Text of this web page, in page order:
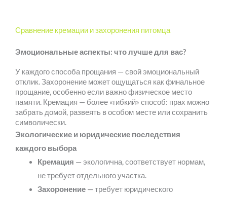
Сравнение кремации и захоронения питомца
Эмоциональные аспекты: что лучше для вас?
У каждого способа прощания — свой эмоциональный
отклик. Захоронение может ощущаться как финальное
прощание, особенно если важно физическое место
памяти. Кремация — более «гибкий» способ: прах можно
забрать домой, развеять в особом месте или сохранить
символически.
Экологические и юридические последствия
каждого выбора
Кремация — экологична, соответствует нормам,
не требует отдельного участка.
Захоронение— требует юридического